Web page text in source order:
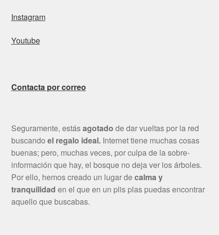
Instagram
Youtube
Contacta por correo
Seguramente, estásagotado de dar vueltas por la red
buscando el regalo ideal.Internet tiene muchas cosas
buenas; pero, muchas veces, por culpa de la sobre-
información que hay, el bosque no deja ver los árboles.
Por ello, hemos creado un lugar decalma y
tranquilidad en el que en un plis plas puedas encontrar
aquello que buscabas.